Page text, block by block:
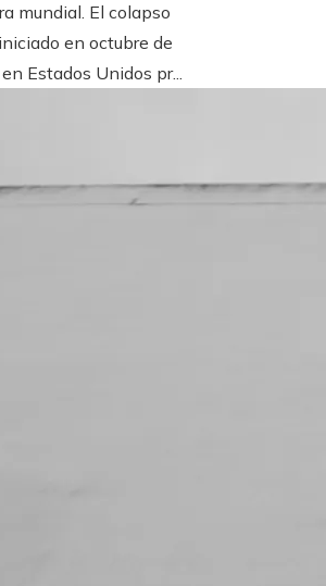
mundial. El colapso
en octubre de
Estados Unidos pr...